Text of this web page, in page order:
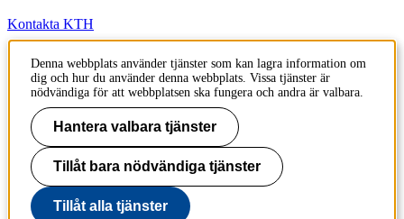
Kontakta KTH
Jobba på KTH
Press och media
Faktura och betalning KTH
Om KTH:s webbplatser
Tillgänglighetsredogörelse
Denna webbplats använder tjänster som kan lagra information om
dig och hur du använder denna webbplats. Vissa tjänster är
nödvändiga för att webbplatsen ska fungera och andra är valbara.
Hantera valbara tjänster
Tillåt bara nödvändiga tjänster
Tillåt alla tjänster